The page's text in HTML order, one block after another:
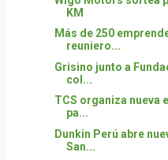
KM
Más de 250
reuniero...
Grisino junto a
col...
TCS organiza nueva
pa...
Dunkin Perú abre
San...